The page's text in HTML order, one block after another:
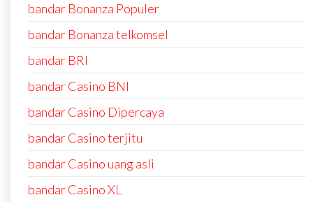
bandar Bonanza Populer
bandar Bonanza telkomsel
bandar BRI
bandar Casino BNI
bandar Casino Dipercaya
bandar Casino terjitu
bandar Casino uang asli
bandar Casino XL